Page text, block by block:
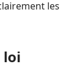
les
loi